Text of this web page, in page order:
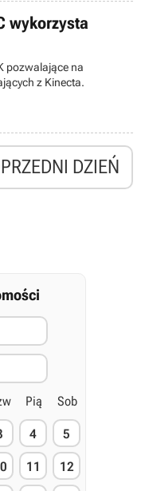
wykorzysta
pozwalające na
z Kinecta.
DZIEŃ
Pią Sob
4 5
11 12